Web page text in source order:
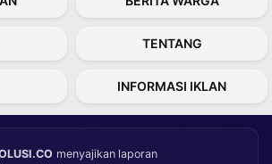
TENTANG
INFORMASI IKLAN
menyajikan laporan